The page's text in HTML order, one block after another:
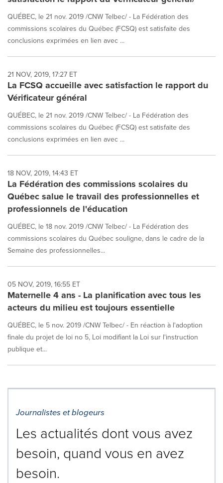
QUÉBEC, le 21 nov. 2019 /CNW Telbec/ - La Fédération des
commissions scolaires du Québec (FCSQ) est satisfaite des
conclusions exprimées en lien avec ...
21 NOV, 2019, 17:27 ET
La FCSQ accueille avec satisfaction le rapport du
Vérificateur général
QUÉBEC, le 21 nov. 2019 /CNW Telbec/ - La Fédération des
commissions scolaires du Québec (FCSQ) est satisfaite des
conclusions exprimées en lien avec ...
18 NOV, 2019, 14:43 ET
La Fédération des commissions scolaires du
Québec salue le travail des professionnelles et
professionnels de l'éducation
QUÉBEC, le 18 nov. 2019 /CNW Telbec/ - La Fédération des
commissions scolaires du Québec souligne, dans le cadre de la
Semaine des professionnelles...
05 NOV, 2019, 16:55 ET
Maternelle 4 ans - La planification avec tous les
acteurs du milieu est toujours essentielle
QUÉBEC, le 5 nov. 2019 /CNW Telbec/ - En réaction à l'adoption
finale du projet de loi no 5, Loi modifiant la Loi sur l'instruction
publique et...
Journalistes et blogeurs
Les actualités dont vous avez
besoin, quand vous en avez
besoin.